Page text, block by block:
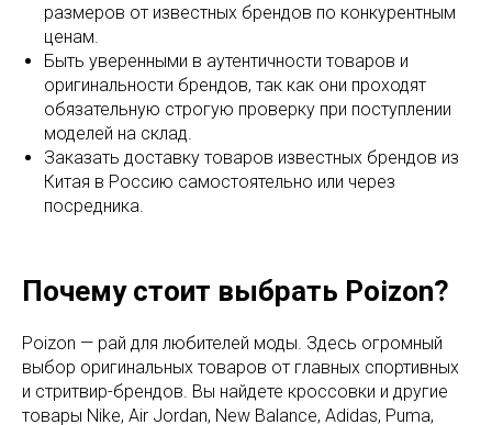
размеров от известных брендов по конкурентным
ценам.
Быть уверенными в аутентичности товаров и
оригинальности брендов, так как они проходят
обязательную строгую проверку при поступлении
моделей на склад.
Заказать доставку товаров известных брендов из
Китая в Россию самостоятельно или через
посредника.
Почему стоит выбрать Poizon?
Poizon — рай для любителей моды. Здесь огромный
выбор оригинальных товаров от главных спортивных
и стритвир-брендов. Вы найдете кроссовки и другие
товары Nike, Air Jordan, New Balance, Adidas, Puma,